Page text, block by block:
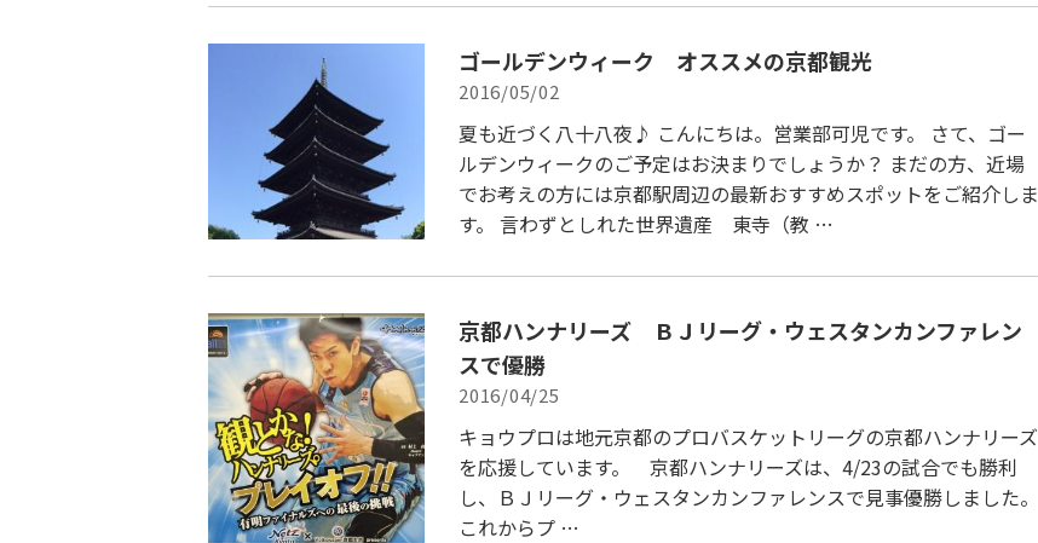
ゴールデンウィーク オススメの京都観光
2016/05/02
夏も近づく八十八夜♪ こんにちは。営業部可児です。 さて、ゴー
ルデンウィークのご予定はお決まりでしょうか？ まだの方、近場
でお考えの方には京都駅周辺の最新おすすめスポットをご紹介しま
す。 言わずとしれた世界遺産 東寺（教 …
京都ハンナリーズ ＢＪリーグ・ウェスタンカンファレン
スで優勝
2016/04/25
キョウプロは地元京都のプロバスケットリーグの京都ハンナリーズ
を応援しています。 京都ハンナリーズは、4/23の試合でも勝利
し、ＢＪリーグ・ウェスタンカンファレンスで見事優勝しました。
これからプ …